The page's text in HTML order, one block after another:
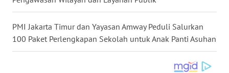
PMI Jakarta Timur dan Yayasan Amway Peduli Salurkan
100 Paket Perlengkapan Sekolah untuk Anak Panti Asuhan
WN
TOBA
WN